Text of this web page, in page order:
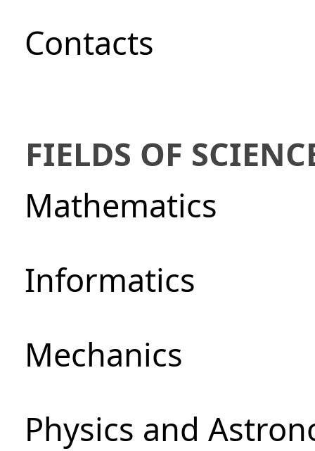
Сontacts
FIELDS OF
Mathematics
Informatics
Mechanics
Physics and